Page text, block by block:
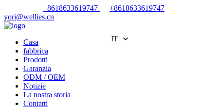
+8618633619747
+8618633619747
yori@wellies.cn
IT
Casa
fabbrica
Prodotti
Garanzia
ODM / OEM
Notizie
La nostra storia
Contatti